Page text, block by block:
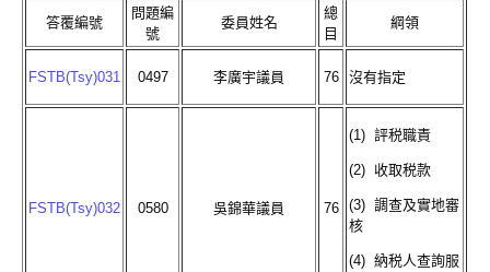
答覆編號
問題編
號
委員姓名
總
目
綱領
FSTB(Tsy)031 0497 李廣宇議員 76 沒有指定
FSTB(Tsy)032 0580 吳錦華議員 76
(1) 評税職責
(2) 收取税款
(3) 調查及實地審
核
(4) 納税人查詢服